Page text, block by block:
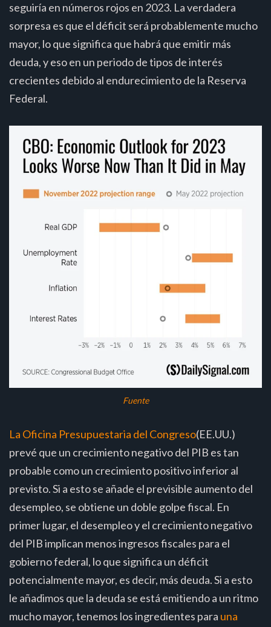
seguiría en números rojos en 2023. La verdadera
sorpresa es que el déficit será probablemente mucho
mayor, lo que significa que habrá que emitir más
deuda, y eso en un periodo de tipos de interés
crecientes debido al endurecimiento de la Reserva
Federal.
Fuente
La Oficina Presupuestaria del Congreso(EE.UU.)
prevé que un crecimiento negativo del PIB es tan
probable como un crecimiento positivo inferior al
previsto. Si a esto se añade el previsible aumento del
desempleo, se obtiene un doble golpe fiscal. En
primer lugar, el desempleo y el crecimiento negativo
del PIB implican menos ingresos fiscales para el
gobierno federal, lo que significa un déficit
potencialmente mayor, es decir, más deuda. Si a esto
le añadimos que la deuda se está emitiendo a un ritmo
mucho mayor, tenemos los ingredientes para una